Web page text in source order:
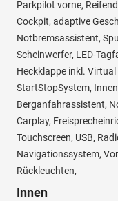
Parkpilot vorne,
Cockpit, adaptive
Notbremsassistent,
Scheinwerfer, LED-
Heckklappe inkl.
StartStopSystem,
Berganfahrassistent,
Carplay,
Touchscreen, USB,
Navigationssystem,
Rückleuchten,
Innen